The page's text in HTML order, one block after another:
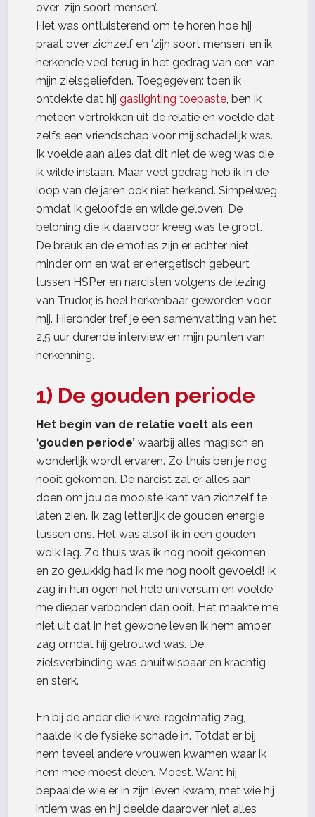
over ‘zijn soort mensen’.
Het was ontluisterend om te horen hoe hij
praat over zichzelf en ‘zijn soort mensen’ en ik
herkende veel terug in het gedrag van een van
mijn zielsgeliefden. Toegegeven: toen ik
ontdekte dat hij gaslighting toepaste, ben ik
meteen vertrokken uit de relatie en voelde dat
zelfs een vriendschap voor mij schadelijk was.
Ik voelde aan alles dat dit niet de weg was die
ik wilde inslaan. Maar veel gedrag heb ik in de
loop van de jaren ook niet herkend. Simpelweg
omdat ik geloofde en wilde geloven. De
beloning die ik daarvoor kreeg was te groot.
De breuk en de emoties zijn er echter niet
minder om en wat er energetisch gebeurt
tussen HSP’er en narcisten volgens de lezing
van Trudor, is heel herkenbaar geworden voor
mij. Hieronder tref je een samenvatting van het
2,5 uur durende interview en mijn punten van
herkenning.
1) De gouden periode
Het begin van de relatie voelt als een
‘gouden periode’waarbij alles magisch en
wonderlijk wordt ervaren. Zo thuis ben je nog
nooit gekomen. De narcist zal er alles aan
doen om jou de mooiste kant van zichzelf te
laten zien. Ik zag letterlijk de gouden energie
tussen ons. Het was alsof ik in een gouden
wolk lag. Zo thuis was ik nog nooit gekomen
en zo gelukkig had ik me nog nooit gevoeld! Ik
zag in hun ogen het hele universum en voelde
me dieper verbonden dan ooit. Het maakte me
niet uit dat in het gewone leven ik hem amper
zag omdat hij getrouwd was. De
zielsverbinding was onuitwisbaar en krachtig
en sterk.
En bij de ander die ik wel regelmatig zag,
haalde ik de fysieke schade in. Totdat er bij
hem teveel andere vrouwen kwamen waar ik
hem mee moest delen. Moest. Want hij
bepaalde wie er in zijn leven kwam, met wie hij
intiem was en hij deelde daarover niet alles